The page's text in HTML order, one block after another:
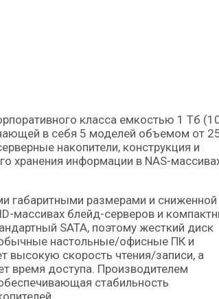
в себя 5 моделей объемом от
накопители, конструкция и
хранения информации в NAS-
габаритными размерами и сниженной
массивах блейд-серверов и
SATA, поэтому жесткий диск
настольные/офисные ПК и
высокую скорость чтения/записи, а
время доступа. Производителем
стабильность